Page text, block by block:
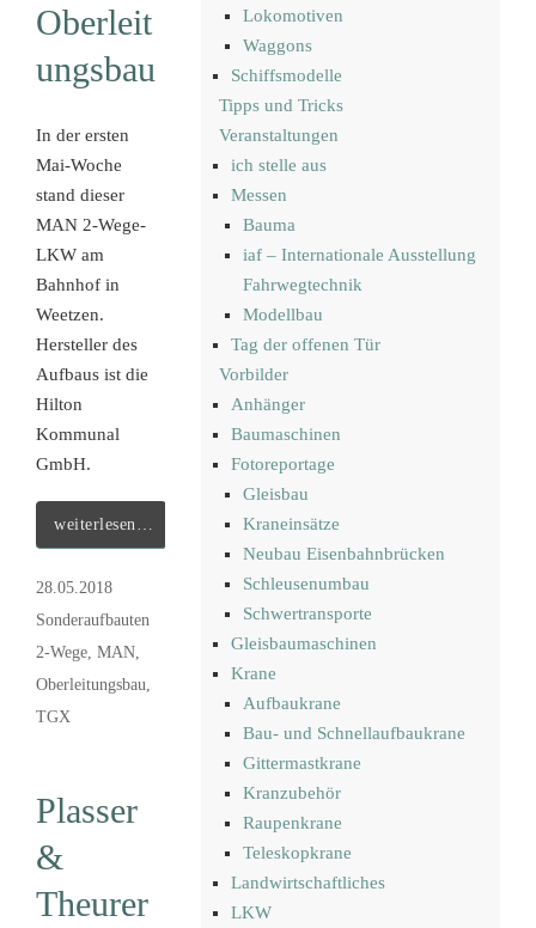
Oberleit
ungsbau
In der ersten
Mai-Woche
stand dieser
MAN 2-Wege-
LKW am
Bahnhof in
Weetzen.
Hersteller des
Aufbaus ist die
Hilton
Kommunal
GmbH.
weiterlesen…
28.05.2018
Sonderaufbauten
2-Wege MAN
Oberleitungsbau
TGX
Plasser
&
Theurer
Lokomotiven
Waggons
Schiffsmodelle
Tipps und Tricks
Veranstaltungen
ich stelle aus
Messen
Bauma
iaf – Internationale Ausstellung
Fahrwegtechnik
Modellbau
Tag der offenen Tür
Vorbilder
Anhänger
Baumaschinen
Fotoreportage
Gleisbau
Kraneinsätze
Neubau Eisenbahnbrücken
Schleusenumbau
Schwertransporte
Gleisbaumaschinen
Krane
Aufbaukrane
Bau- und Schnellaufbaukrane
Gittermastkrane
Kranzubehör
Raupenkrane
Teleskopkrane
Landwirtschaftliches
LKW